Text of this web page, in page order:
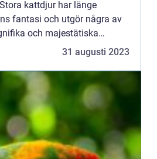
kattdjur har länge
fantasi och utgör några av
och majestätiska
kommer vi att dyka
31 augusti 2023